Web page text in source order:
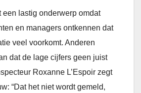
een lastig onderwerp omdat
en managers ontkennen dat
veel voorkomt. Anderen
dat de lage cijfers geen juist
Roxanne L’Espoir zegt
“Dat het niet wordt gemeld,